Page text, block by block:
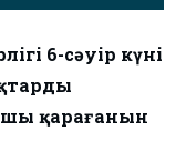
6-сәуір күні
қарағанын